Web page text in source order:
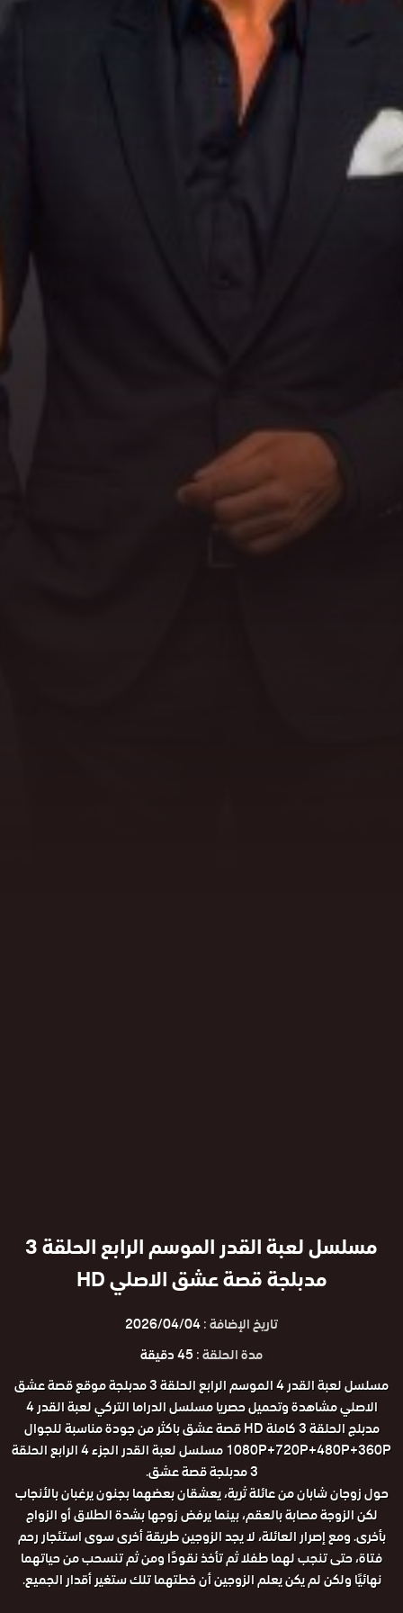
مسلسل لعبة القدر الموسم الرابع الحلقة 3
مدبلجة قصة عشق الاصلي HD
تاريخ الإضافة :2026/04/04
مدة الحلقة :45 دقيقة
مسلسل لعبة القدر 4 الموسم الرابع الحلقة 3 مدبلجة موقع قصة عشق
الاصلي مشاهدة وتحميل حصريا مسلسل الدراما التركي لعبة القدر 4
مدبلج الحلقة 3 كاملة HD قصة عشق باكثر من جودة مناسبة للجوال
1080P+720P+480P+360P مسلسل لعبة القدر الجزء 4 الرابع الحلقة
3 مدبلجة قصة عشق.
حول زوجان شابان من عائلة ثرية، يعشقان بعضهما بجنون يرغبان بالأنجاب
لكن الزوجة مصابة بالعقم، بينما يرفض زوجها بشدة الطلاق أو الزواج
بأخرى. ومع إصرار العائلة، لا يجد الزوجين طريقة أخرى سوى استئجار رحم
فتاة، حتى تنجب لهما طفلا ثم تأخذ نقودًا ومن ثم تنسحب من حياتهما
نهائيًا ولكن لم يكن يعلم الزوجين أن خطتهما تلك ستغير أقدار الجميع.